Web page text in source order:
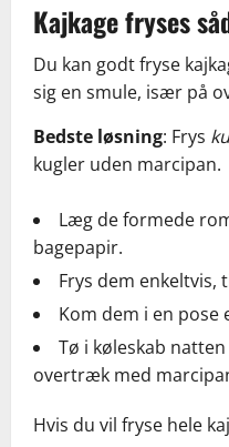
Kajkage fryses
Du kan godt fryse
sig en smule, især på
Bedste løsning: Frys
kugler uden marcipan.
Læg de formede
bagepapir.
Frys dem enkeltvis,
Kom dem i en pose
Tø i køleskab
overtræk med
Hvis du vil fryse hele